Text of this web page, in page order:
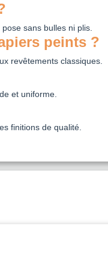
sans bulles ni plis.
peints ?
revêtements classiques.
et uniforme.
finitions de qualité.